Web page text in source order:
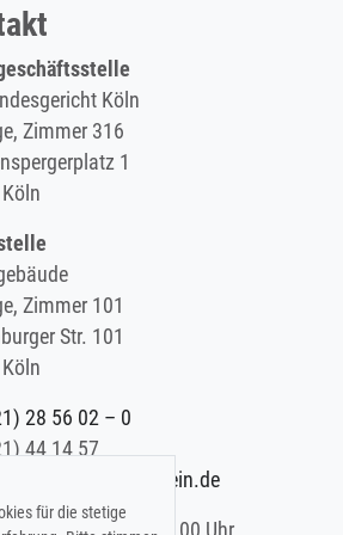
Köln
Zimmer 316
1
Zimmer 101
Str. 101
28 56 02 – 0
44 14 57
anwaltverein.de
- Freitag: 9.00 – 15.00 Uhr
für die stetige